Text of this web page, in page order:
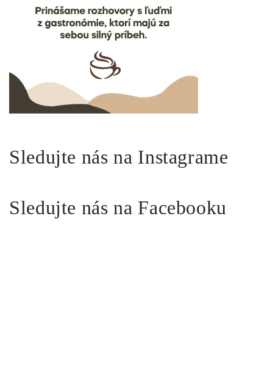
Sledujte nás na Instagrame
Sledujte nás na Facebooku